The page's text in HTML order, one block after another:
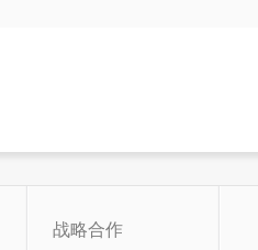
战略合作